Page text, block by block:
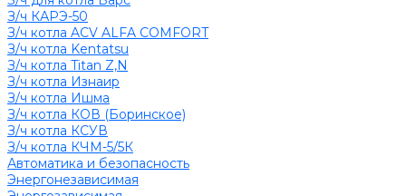
З/ч КАРЭ-50
З/ч котла ACV ALFA COMFORT
З/ч котла Kentatsu
З/ч котла Titan Z,N
З/ч котла Изнаир
З/ч котла Ишма
З/ч котла КОВ (Боринское)
З/ч котла КСУВ
З/ч котла КЧМ-5/5К
Автоматика и безопасность
Энергонезависимая